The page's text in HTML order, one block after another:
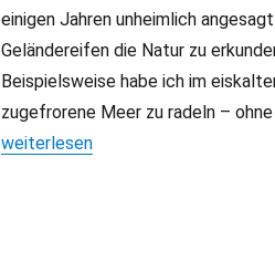
einigen Jahren unheimlich
Geländereifen die Natur zu
Beispielsweise habe ich im
zugefrorene Meer zu radeln –
„Rovaniemi E-Fatbike Tour: In die
weiterlesen